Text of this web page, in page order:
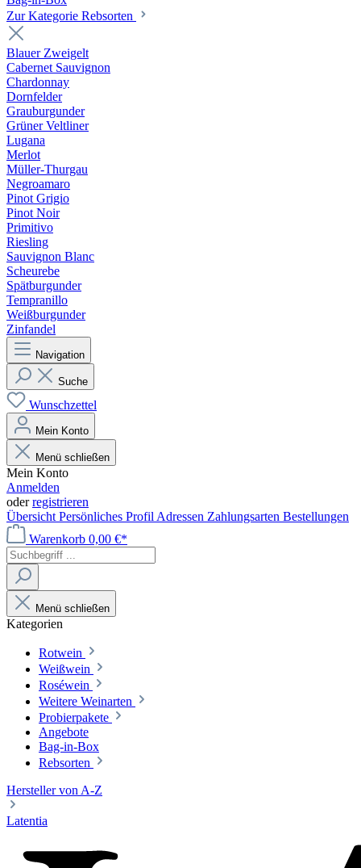
Zur Kategorie Rebsorten
Blauer Zweigelt
Cabernet Sauvignon
Chardonnay
Dornfelder
Grauburgunder
Grüner Veltliner
Lugana
Merlot
Müller-Thurgau
Negroamaro
Pinot Grigio
Pinot Noir
Primitivo
Riesling
Sauvignon Blanc
Scheurebe
Spätburgunder
Tempranillo
Weißburgunder
Zinfandel
Navigation
Suche
Wunschzettel
Mein Konto
Menü schließen
Mein Konto
Anmelden
oderregistrieren
Übersicht Persönliches Profil Adressen Zahlungsarten Bestellungen
Warenkorb 0,00 €*
Menü schließen
Kategorien
Rotwein
Weißwein
Roséwein
Weitere Weinarten
Probierpakete
Angebote
Bag-in-Box
Rebsorten
Hersteller von A-Z
Latentia